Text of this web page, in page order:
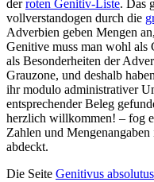
derroten Genitiv-Liste. Das
vollverstandogen durch die
Adverbien geben Mengen
Genitive muss man wohl
als Besonderheiten der
Grauzone, und deshalb
ihr modulo administrativer
entsprechender Beleg
herzlich willkommen! – fog
Zahlen und
abdeckt.
Die Seite Genitivus absolutus